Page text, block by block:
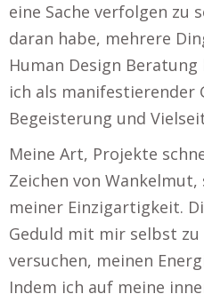
eine Sache verfolgen zu
daran habe, mehrere
Human Design
ich als manifestierender
Begeisterung und
Meine Art, Projekte
Zeichen von
meiner Einzigartigkeit.
Geduld mit mir selbst
versuchen, meinen
Indem ich auf meine